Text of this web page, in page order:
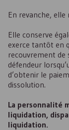
En revanche,
Elle conserve
exerce tantôt en
recouvrement de
défendeur
d’obtenir le
dissolution.
La personnalité
liquidation,
liquidation.